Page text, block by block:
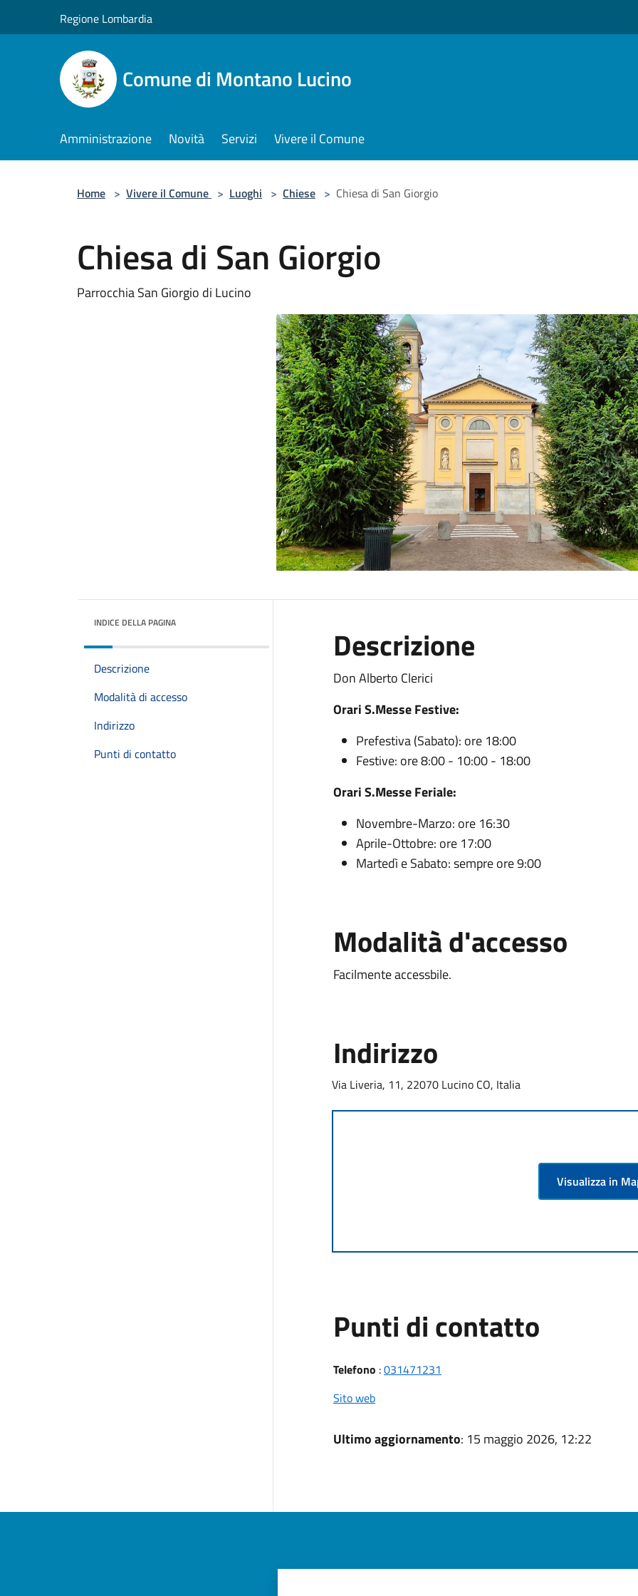
Regione Lombardia
Comune di Montano Lucino
Amministrazione Novità Servizi Vivere il Comune
Home > Vivere il Comune > Luoghi > Chiese > Chiesa di San Giorgio
Chiesa di San Giorgio
Parrocchia San Giorgio di Lucino
INDICE DELLA PAGINA
Descrizione
Modalità di accesso
Indirizzo
Punti di contatto
Descrizione
Don Alberto Clerici
Orari S.Messe Festive:
Prefestiva (Sabato): ore 18:00
Festive: ore 8:00 - 10:00 - 18:00
Orari S.Messe Feriale:
Novembre-Marzo: ore 16:30
Aprile-Ottobre: ore 17:00
Martedì e Sabato: sempre ore 9:00
Modalità d'accesso
Facilmente accessbile.
Indirizzo
Via Liveria, 11, 22070 Lucino CO, Italia
Visualizza in
Punti di contatto
Telefono :031471231
Sito web
Ultimo aggiornamento: 15 maggio 2026, 12:22